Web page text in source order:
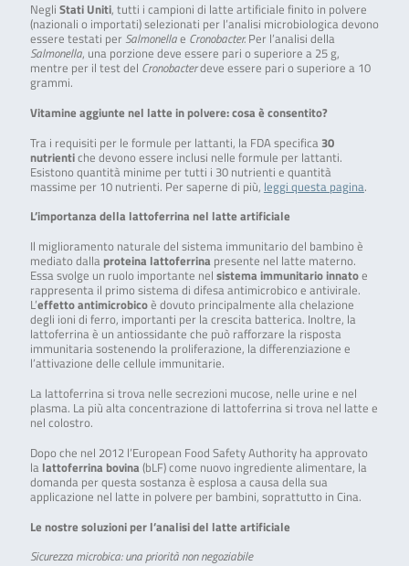
Negli Stati Uniti, tutti i campioni di latte artificiale finito in polvere
(nazionali o importati) selezionati per l’analisi microbiologica devono
essere testati per Salmonellae Cronobacter.Per l’analisi della
Salmonella, una porzione deve essere pari o superiore a 25 g,
mentre per il test del Cronobacterdeve essere pari o superiore a 10
grammi.
Vitamine aggiunte nel latte in polvere: cosa è consentito?
Tra i requisiti per le formule per lattanti, la FDA specifica 30
nutrientiche devono essere inclusi nelle formule per lattanti.
Esistono quantità minime per tutti i 30 nutrienti e quantità
massime per 10 nutrienti. Per saperne di più, leggi questa pagina.
L’importanza della lattoferrina nel latte artificiale
Il miglioramento naturale del sistema immunitario del bambino è
mediato dalla proteina lattoferrinapresente nel latte materno.
Essa svolge un ruolo importante nel sistema immunitario innatoe
rappresenta il primo sistema di difesa antimicrobico e antivirale.
L’effetto antimicrobicoè dovuto principalmente alla chelazione
degli ioni di ferro, importanti per la crescita batterica. Inoltre, la
lattoferrina è un antiossidante che può rafforzare la risposta
immunitaria sostenendo la proliferazione, la differenziazione e
l’attivazione delle cellule immunitarie.
La lattoferrina si trova nelle secrezioni mucose, nelle urine e nel
plasma. La più alta concentrazione di lattoferrina si trova nel latte e
nel colostro.
Dopo che nel 2012 l’European Food Safety Authority ha approvato
la lattoferrina bovina(bLF) come nuovo ingrediente alimentare, la
domanda per questa sostanza è esplosa a causa della sua
applicazione nel latte in polvere per bambini, soprattutto in Cina.
Le nostre soluzioni per l’analisi del latte artificiale
Sicurezza microbica: una priorità non negoziabile